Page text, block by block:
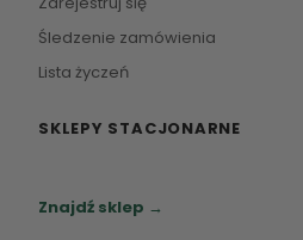
Śledzenie zamówienia
Lista życzeń
SKLEPY STACJONARNE
Znajdź sklep →